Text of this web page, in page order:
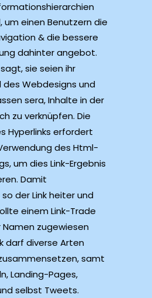
einen Benutzern die
& die bessere
dahinter angebot.
sie seien ihr
des Webdesigns und
sera, Inhalte in der
zu verknüpfen. Die
Hyperlinks erfordert
des Html-
um dies Link-Ergebnis
Damit
der Link heiter und
einem Link-Trade
Namen zugewiesen
darf diverse Arten
samt
Landing-Pages,
selbst Tweets.